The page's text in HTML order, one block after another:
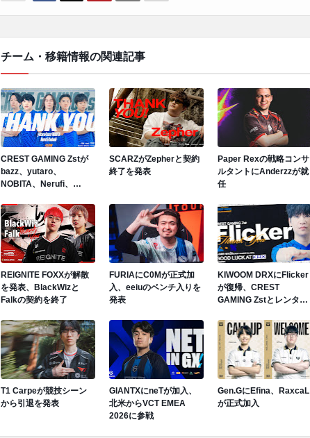
チーム・移籍情報の関連記事
CREST GAMING Zstが
bazz、yutaro、
NOBITA、Nerufi、
SCARZがZepherと契約
終了を発表
Paper Rexの戦略コンサ
ルタントにAnderzzが就
任
REIGNITE FOXXが解散
を発表、BlackWizと
Falkの契約を終了
FURIAにC0Mが正式加
入、eeiuのベンチ入りを
発表
KIWOOM DRXにFlicker
が復帰、CREST
GAMING Zstとレンタル
T1 Carpeが競技シーン
から引退を発表
GIANTXにneTが加入、
北米からVCT EMEA
2026に参戦
Gen.GにEfina、RaxcaL
が正式加入